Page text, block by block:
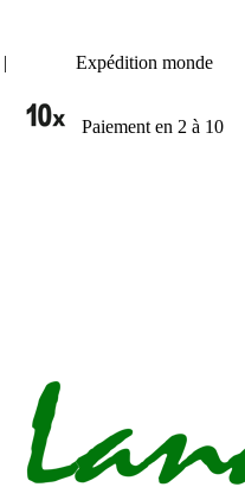
| Expédition monde
Paiement en 2 à 10